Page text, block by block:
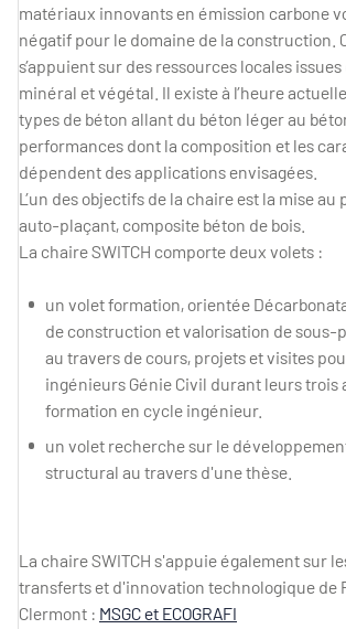
matériaux innovants en émission car­bone
négatif pour le domaine de la construction.
s’appuient sur des ressources locales
minéral et végétal. Il existe à l’heure
types de béton allant du béton léger au
performances dont la composition et les
dépendent des applications envisagées.
L’un des objectifs de la chaire est la mise au
auto-plaçant, composite béton de bois.
La chaire SWITCH comporte deux volets :
un volet formation, orientée
de construction et valorisation de sous-
au travers de cours, projets et visites
ingénieurs Génie Civil durant leurs trois
formation en cycle ingénieur.
un volet recherche sur le
structural au travers d'une thèse.
La chaire SWITCH s'appuie également sur
transferts et d'innovation technologique de
Clermont : MSGC et ECOGRAFI